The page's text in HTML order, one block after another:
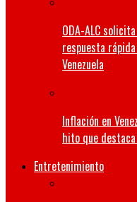
ODA-ALC
respuesta
Venezuela
Inflación en
hito que destaca
Entretenimiento